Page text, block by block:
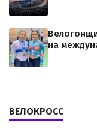
на
ВЕЛОКРОСС